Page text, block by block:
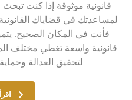
قانونية موثوقة إذا كنت
لمساعدتك في قضاياك
فأنت في المكان الصحيح.
قانونية واسعة تغطي مختلف
لتحقيق العدالة